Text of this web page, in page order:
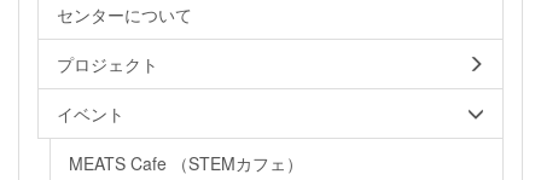
センターについて
プロジェクト
イベント
MEATS Cafe （STEMカフェ）